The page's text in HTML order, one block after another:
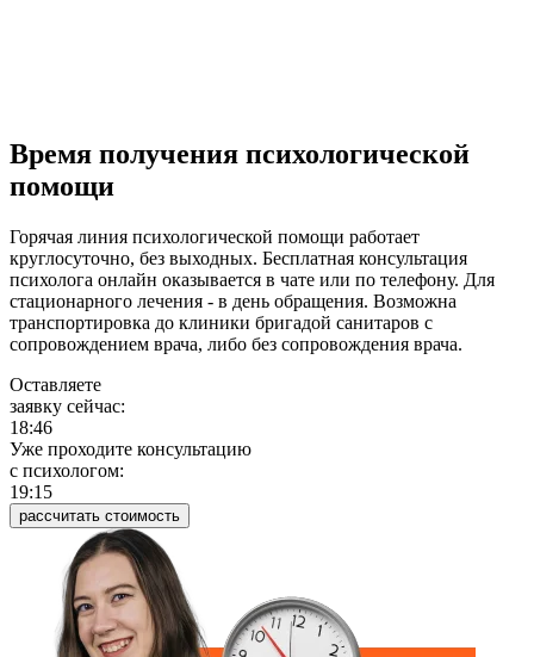
Время получения психологической
помощи
Горячая линия психологической помощи работает
круглосуточно, без выходных. Бесплатная консультация
психолога онлайн оказывается в чате или по телефону. Для
стационарного лечения - в день обращения. Возможна
транспортировка до клиники бригадой санитаров с
сопровождением врача, либо без сопровождения врача.
Оставляете
заявку сейчас:
18:46
Уже проходите консультацию
c психологом:
19:15
рассчитать стоимость